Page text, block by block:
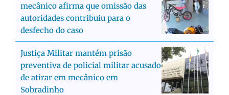
mecânico afirma que omissão das
autoridades contribuiu para o
desfecho do caso
Justiça Militar mantém prisão
preventiva de policial militar acusado
de atirar em mecânico em
Sobradinho